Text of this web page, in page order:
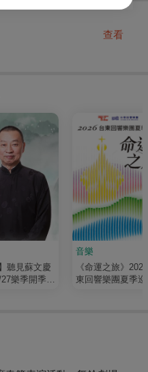
查看
聽見蘇文慶
樂季開季音
音樂
《命運之旅》
東回響樂團夏季巡